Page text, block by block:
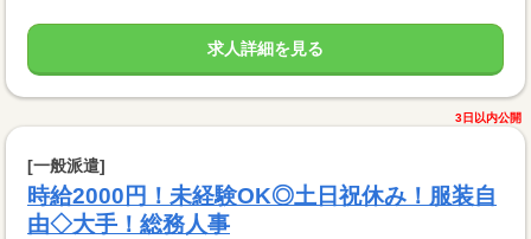
求人詳細を見る
3日以内公開
[一般派遣]
時給2000円！未経験OK◎土日祝休み！服装自
由◇大手！総務人事